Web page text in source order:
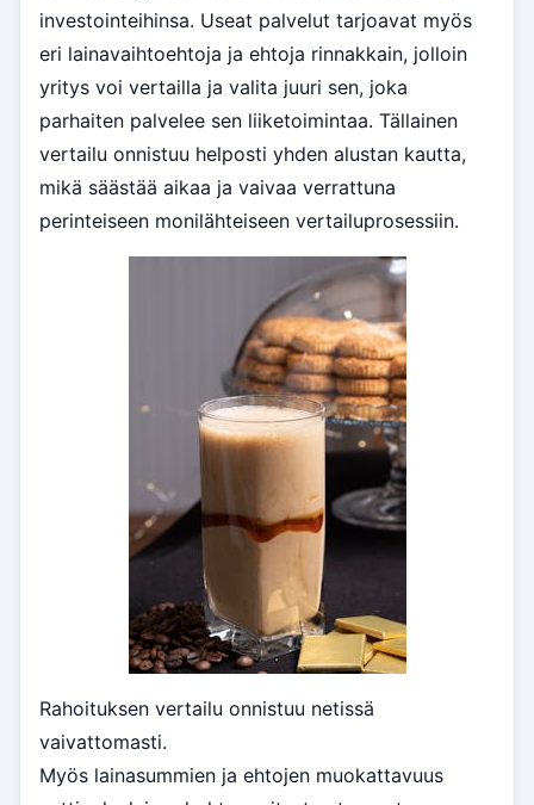
investointeihinsa. Useat palvelut tarjoavat myös
eri lainavaihtoehtoja ja ehtoja rinnakkain, jolloin
yritys voi vertailla ja valita juuri sen, joka
parhaiten palvelee sen liiketoimintaa. Tällainen
vertailu onnistuu helposti yhden alustan kautta,
mikä säästää aikaa ja vaivaa verrattuna
perinteiseen monilähteiseen vertailuprosessiin.
Rahoituksen vertailu onnistuu netissä
vaivattomasti.
Myös lainasummien ja ehtojen muokattavuus